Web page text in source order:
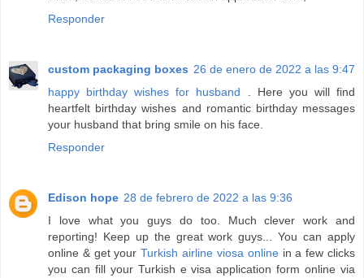
Responder
custom packaging boxes 26 de enero de 2022 a las 9:47
happy birthday wishes for husband . Here you will find
heartfelt birthday wishes and romantic birthday messages
your husband that bring smile on his face.
Responder
Edison hope 28 de febrero de 2022 a las 9:36
I love what you guys do too. Much clever work and
reporting! Keep up the great work guys... You can apply
online & get yourTurkish airline viosa onlinein a few clicks
you can fill your Turkish e visa application form online via